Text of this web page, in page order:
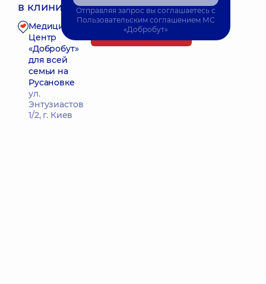
в клинике
Медицинский
Центр
«Добробут»
для всей
семьи на
Русановке
ул.
Энтузиастов
1/2, г. Киев
Запись к врачу
Отправляя запрос вы соглашаетесь с
Пользовательским соглашением МС
«Добробут»